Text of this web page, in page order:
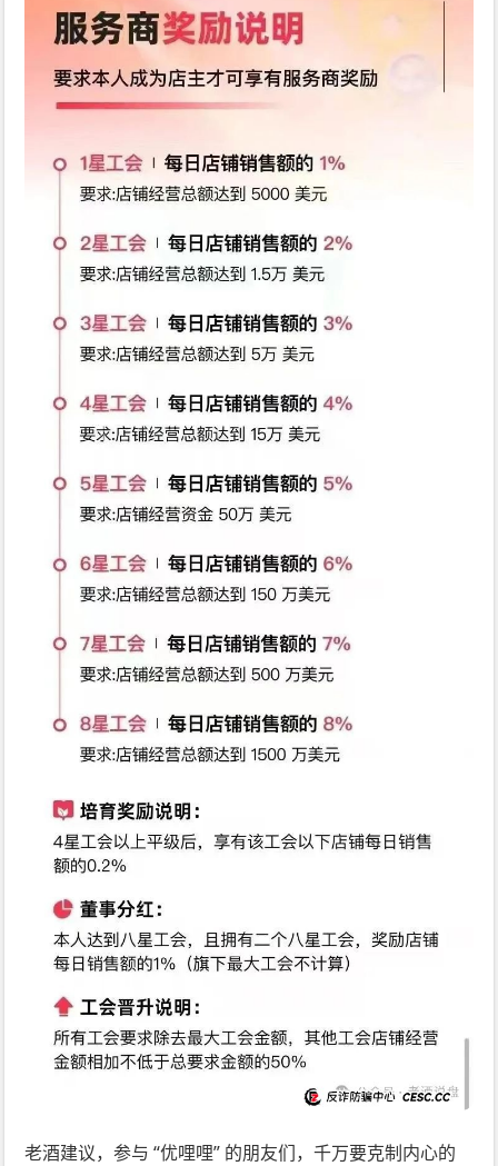
老酒建议，参与 “优哩哩” 的朋友们，千万要克制内心的